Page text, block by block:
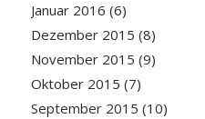
Januar 2016 (6)
Dezember 2015 (8)
November 2015 (9)
Oktober 2015 (7)
September 2015 (10)